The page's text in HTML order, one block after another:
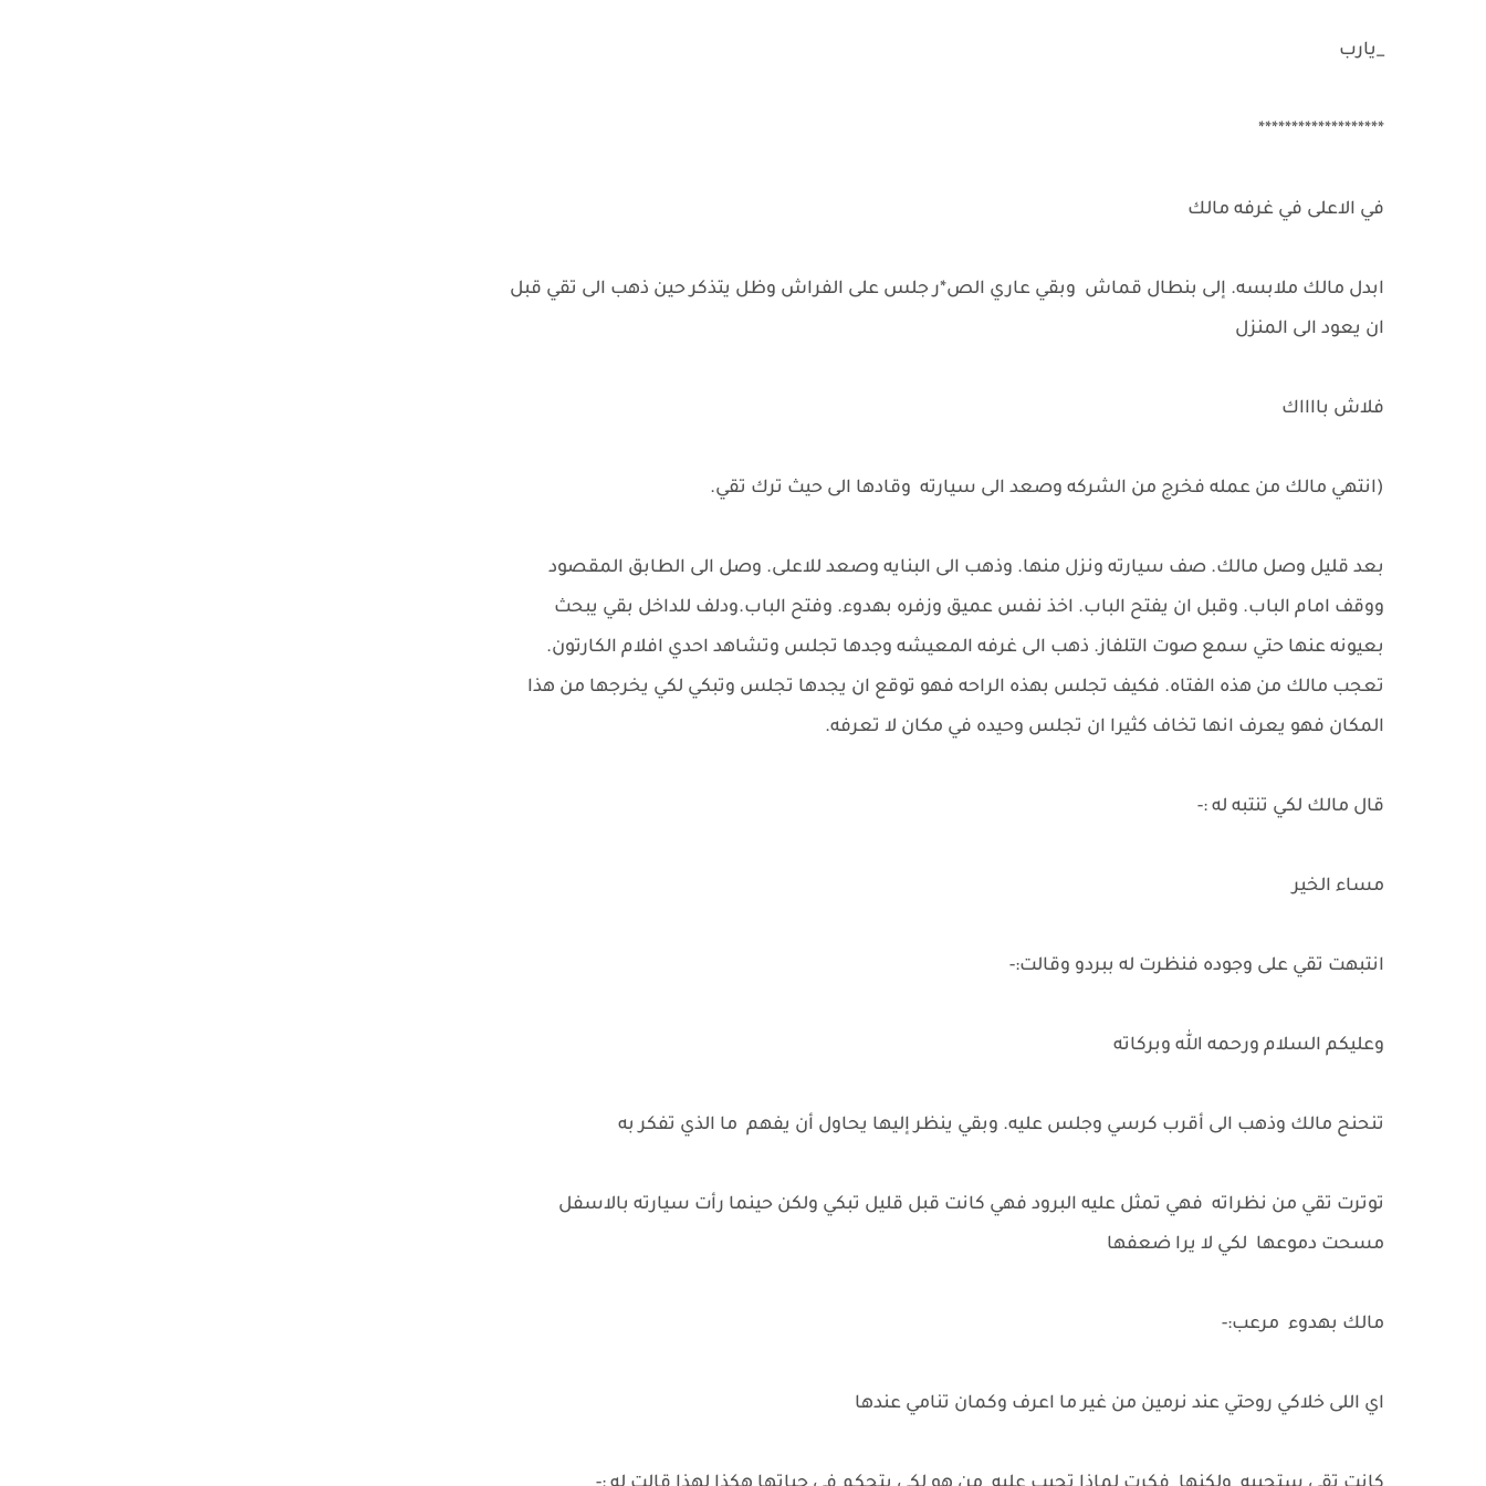
_يارب
*******************
في الاعلى في غرفه مالك
ابدل مالك ملابسه. إلى بنطال قماش وبقي عاري الص*ر جلس على الفراش وظل يتذكر حين ذهب الى تقي قبل
ان يعود الى المنزل
فلاش بااااك
(انتهي مالك من عمله فخرج من الشركه وصعد الى سيارته وقادها الى حيث ترك تقي.
بعد قليل وصل مالك. صف سيارته ونزل منها. وذهب الى البنايه وصعد للاعلى. وصل الى الطابق المقصود
ووقف امام الباب. وقبل ان يفتح الباب. اخذ نفس عميق وزفره بهدوء. وفتح الباب.ودلف للداخل بقي يبحث
بعيونه عنها حتي سمع صوت التلفاز. ذهب الى غرفه المعيشه وجدها تجلس وتشاهد احدي افلام الكارتون.
تعجب مالك من هذه الفتاه. فكيف تجلس بهذه الراحه فهو توقع ان يجدها تجلس وتبكي لكي يخرجها من هذا
المكان فهو يعرف انها تخاف كثيرا ان تجلس وحيده في مكان لا تعرفه.
قال مالك لكي تنتبه له :-
مساء الخير
انتبهت تقي على وجوده فنظرت له ببردو وقالت:-
وعليكم السلام ورحمه الله وبركاته
تنحنح مالك وذهب الى أقرب كرسي وجلس عليه. وبقي ينظر إليها يحاول أن يفهم ما الذي تفكر به
توترت تقي من نظراته فهي تمثل عليه البرود فهي كانت قبل قليل تبكي ولكن حينما رأت سيارته بالاسفل
مسحت دموعها لكي لا يرا ضعفها
مالك بهدوء مرعب:-
اي اللى خلاكي روحتي عند نرمين من غير ما اعرف وكمان تنامي عندها